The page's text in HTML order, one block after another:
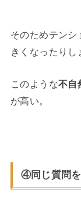
そのためテンシ
きくなったりし
このような不自
が高い。
④同じ質問